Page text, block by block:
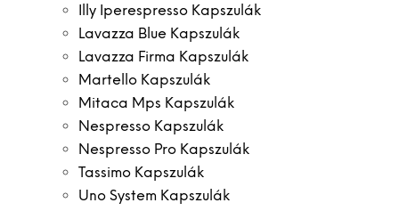
Illy Iperespresso Kapszulák
Lavazza Blue Kapszulák
Lavazza Firma Kapszulák
Martello Kapszulák
Mitaca Mps Kapszulák
Nespresso Kapszulák
Nespresso Pro Kapszulák
Tassimo Kapszulák
Uno System Kapszulák